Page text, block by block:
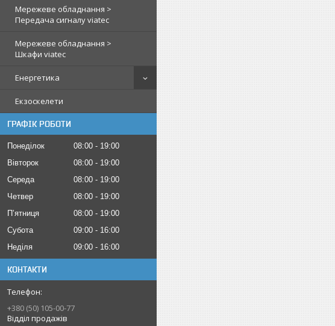
Мережеве обладнання >
Передача сигналу viatec
Мережеве обладнання >
Шкафи viatec
Енергетика
Екзоскелети
ГРАФІК РОБОТИ
Понеділок 08:00
19:00
Вівторок
08:00
19:00
Середа
08:00
19:00
Четвер
08:00
19:00
Пʼятниця
08:00
19:00
Субота
09:00
16:00
Неділя
09:00 16:00
КОНТАКТИ
+380 (50) 105-00-77
Відділ продажів